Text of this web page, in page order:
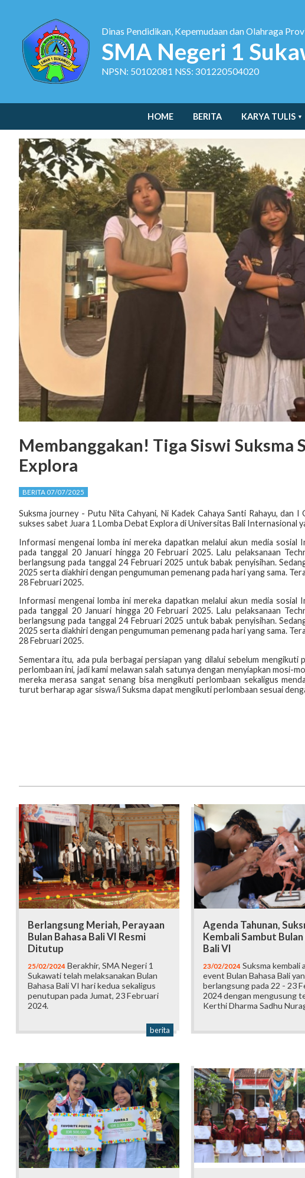
Dinas Pendidikan, Kepemudaan dan Olahraga
SMA Negeri 1
NPSN: 50102081 NSS: 301220504020
HOME BERITA KARYA TULIS
Membanggakan! Tiga Siswi Suksma
Explora
BERITA 07/07/2025
Suksma journey - Putu Nita Cahyani, Ni Kadek Cahaya Santi Rahayu, dan
sukses sabet Juara 1 Lomba Debat Explora di Universitas Bali Internasional
Informasi mengenai lomba ini mereka dapatkan melalui akun media sosial
pada tanggal 20 Januari hingga 20 Februari 2025. Lalu pelaksanaan
berlangsung pada tanggal 24 Februari 2025 untuk babak penyisihan.
2025 serta diakhiri dengan pengumuman pemenang pada hari yang sama.
28 Februari 2025.
Informasi mengenai lomba ini mereka dapatkan melalui akun media sosial
pada tanggal 20 Januari hingga 20 Februari 2025. Lalu pelaksanaan
berlangsung pada tanggal 24 Februari 2025 untuk babak penyisihan.
2025 serta diakhiri dengan pengumuman pemenang pada hari yang sama.
28 Februari 2025.
Sementara itu, ada pula berbagai persiapan yang dilalui sebelum mengikuti
perlombaan ini, jadi kami melawan salah satunya dengan menyiapkan mosi-
mereka merasa sangat senang bisa mengikuti perlombaan sekaligus
turut berharap agar siswa/i Suksma dapat mengikuti perlombaan sesuai
Berlangsung Meriah, Perayaan
Bulan Bahasa Bali VI Resmi
Ditutup
25/02/2024 Berakhir, SMA Negeri 1
Sukawati telah melaksanakan Bulan
Bahasa Bali VI hari kedua sekaligus
penutupan pada Jumat, 23 Februari
2024.
berita
Agenda Tahunan,
Kembali Sambut Bulan
Bali VI
23/02/2024Suksma kembali
event Bulan Bahasa Bali
berlangsung pada 22 - 23
2024 dengan mengusung
Kerthi Dharma Sadhu